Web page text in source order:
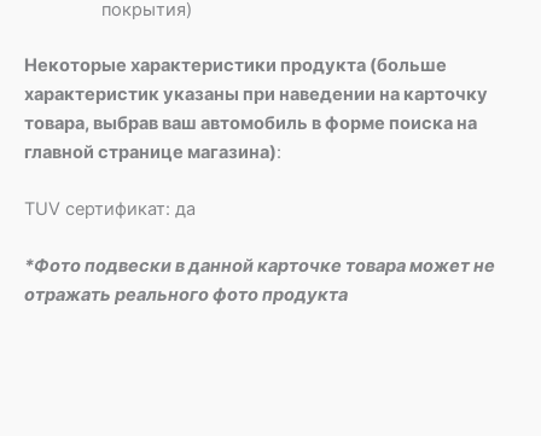
покрытия)
Некоторые характеристики продукта (больше
характеристик указаны при наведении на карточку
товара, выбрав ваш автомобиль в форме поиска на
главной странице магазина):
TUV сертификат: да
*Фото подвески в данной карточке товара может не
отражать реального фото продукта